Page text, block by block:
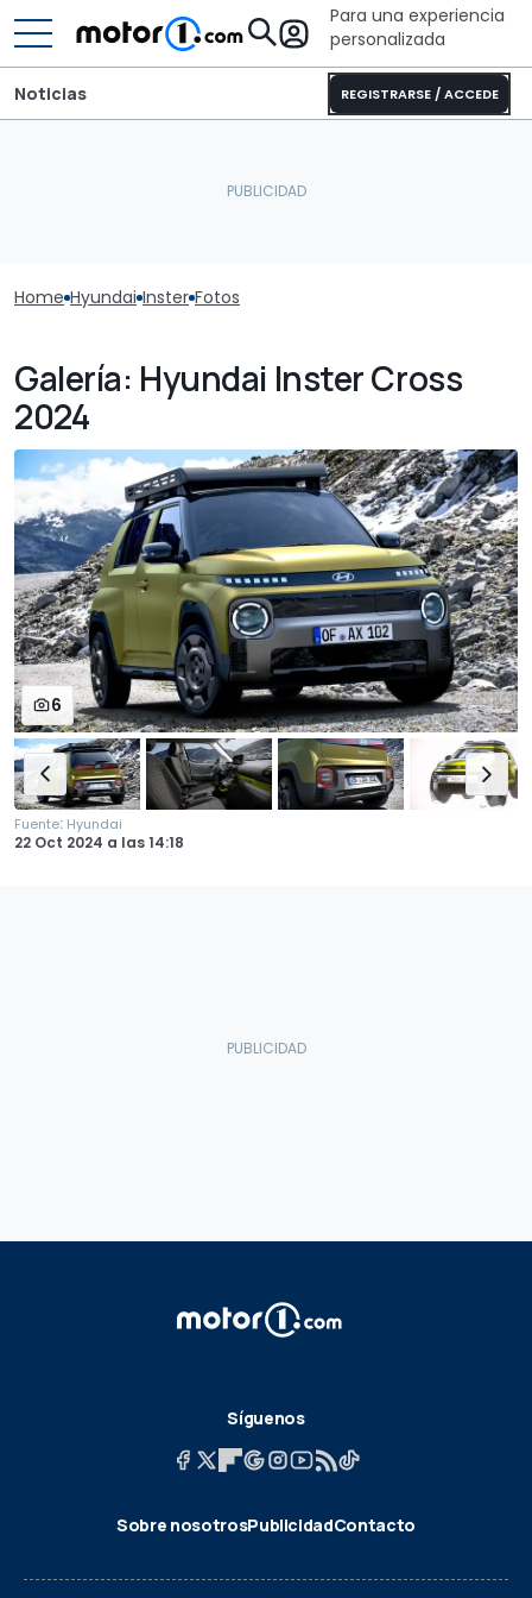
Para una experiencia
personalizada
REGISTRARSE / ACCEDE
Noticias
Home Hyundai Inster Fotos
Galería: Hyundai Inster Cross
2024
6
Fuente: Hyundai
22 Oct 2024 a las14:18
Síguenos
Sobre nosotrosPublicidadContacto